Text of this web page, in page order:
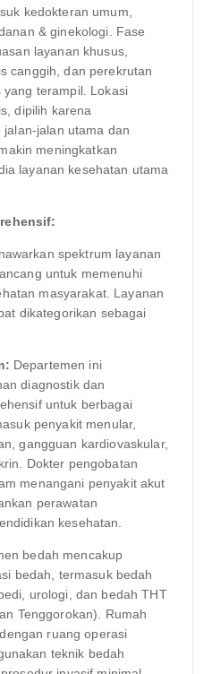
kedokteran umum,
& ginekologi. Fase
layanan khusus,
canggih, dan perekrutan
terampil. Lokasi
dipilih karena
jalan utama dan
meningkatkan
layanan kesehatan utama
spektrum layanan
untuk memenuhi
masyarakat. Layanan
dikategorikan sebagai
Departemen ini
diagnostik dan
untuk berbagai
penyakit menular,
gangguan kardiovaskular,
Dokter pengobatan
menangani penyakit akut
perawatan
kesehatan.
bedah mencakup
bedah, termasuk bedah
urologi, dan bedah THT
Tenggorokan). Rumah
ruang operasi
teknik bedah